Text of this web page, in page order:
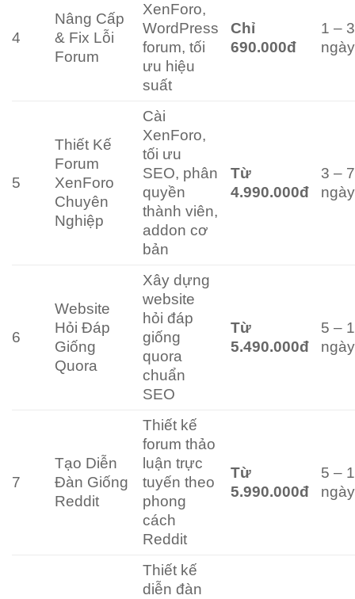
4
Nâng Cấp
& Fix Lỗi
Forum
XenForo,
WordPress
forum, tối
ưu hiệu
suất
Chỉ
690.000đ
1 – 3
ngày
5
Thiết Kế
Forum
XenForo
Chuyên
Nghiệp
Cài
XenForo,
tối ưu
SEO, phân
quyền
thành viên,
addon cơ
bản
Từ
4.990.000đ
3 – 7
ngày
6
Website
Hỏi Đáp
Giống
Quora
Xây dựng
website
hỏi đáp
giống
quora
chuẩn
SEO
Từ
5.490.000đ
5 –
ngày
7
Tạo Diễn
Đàn Giống
Reddit
Thiết kế
forum thảo
luận trực
tuyến theo
phong
cách
Reddit
Từ
5.990.000đ
5 –
ngày
Thiết kế
diễn đàn